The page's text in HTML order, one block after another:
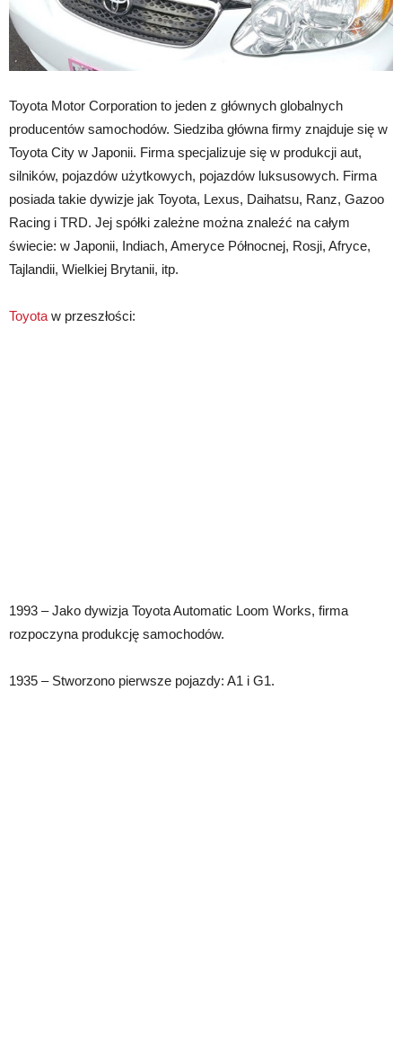
Toyota Motor Corporation to jeden z głównych globalnych
producentów samochodów. Siedziba główna firmy znajduje się w
Toyota City w Japonii. Firma specjalizuje się w produkcji aut,
silników, pojazdów użytkowych, pojazdów luksusowych. Firma
posiada takie dywizje jak Toyota, Lexus, Daihatsu, Ranz, Gazoo
Racing i TRD. Jej spółki zależne można znaleźć na całym
świecie: w Japonii, Indiach, Ameryce Północnej, Rosji, Afryce,
Tajlandii, Wielkiej Brytanii, itp.
Toyota w przeszłości:
1993 – Jako dywizja Toyota Automatic Loom Works, firma
rozpoczyna produkcję samochodów.
1935 – Stworzono pierwsze pojazdy: A1 i G1.